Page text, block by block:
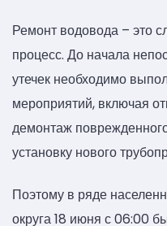
Ремонт водовода – это
процесс. До начала
утечек необходимо
мероприятий, включая
демонтаж
установку нового
Поэтому в ряде
округа 18 июня с 06:00